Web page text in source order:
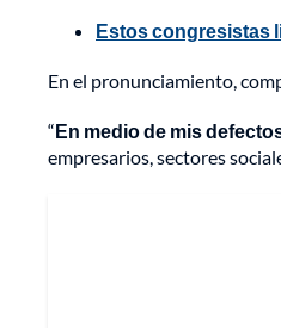
Estos congresistas
En el pronunciamiento,
“En medio de mis
empresarios, sectores